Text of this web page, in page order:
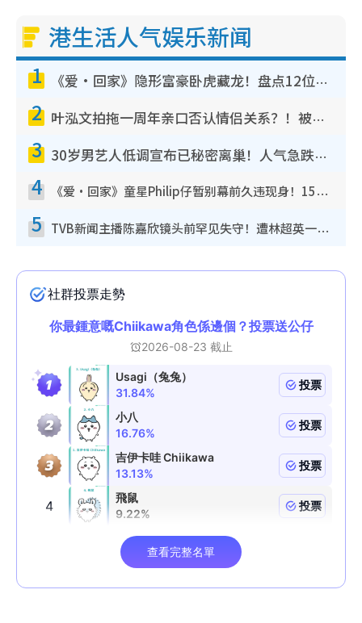
港生活人气娱乐新闻
1 《爱·回家》隐形富豪卧虎藏龙！盘点12位财气逼人的有钱艺人：这位美女3亿身家不愁做
2 叶泓文拍拖一周年亲口否认情侣关系？！被质疑感情造假竟称GM“普通同事”
3 30岁男艺人低调宣布已秘密离巢！人气急跌变失踪人口：“这几年过得并不容易”
4 《爱·回家》童星Philip仔暂别幕前久违现身！15岁近况暴风成长长高变帅气少年
5 TVB新闻主播陈嘉欣镜头前罕见失守！遭林超英一句话突袭吓坏当场大笑